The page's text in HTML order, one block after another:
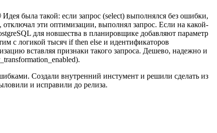
Идея была такой: если запрос (select) выполнялся без ошибки,
эти оптимизации, выполнял запрос. Если на какой-
для новшества в планировщике добавляют параметр
с логикой тысяч if then else и идентификаторов
вставляя признаки такого запроса. Дешево, надежно и
Создали внутренний инстумент и решили сделать из
и исправили до релиза.